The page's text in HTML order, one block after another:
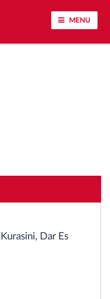
MENU
возењето
Dar Es